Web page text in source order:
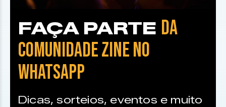
FAÇA PARTE DA
COMUNIDADE ZINE NO
WHATSAPP
Dicas, sorteios, eventos e muito